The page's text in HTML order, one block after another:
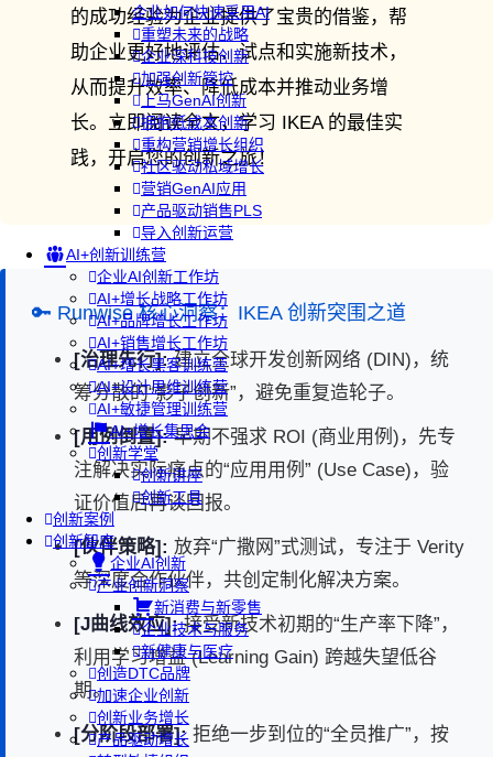
企业如何快速采用AI
重塑未来的战略
企业深科技创新
加强创新管控
上马GenAI创新
拥抱低成本创新
重构营销增长组织
社区驱动私域增长
营销GenAI应用
产品驱动销售PLS
导入创新运营
AI+创新训练营
企业AI创新工作坊
AI+增长战略工作坊
AI+品牌增长工作坊
AI+销售增长工作坊
AI+增长黑客训练营
AI+设计思维训练营
AI+敏捷管理训练营
AI+增长集思会
创新学堂
创新讲座
创新工具
创新案例
创新智库
企业AI创新
产业创新洞察
新消费与新零售
企业技术与服务
新健康与医疗
创造DTC品牌
加速企业创新
创新业务增长
产品驱动增长
的成功经验为企业提供了宝贵的借鉴，帮
助企业更好地评估、试点和实施新技术，
从而提升效率、降低成本并推动业务增
长。立即阅读全文，学习 IKEA 的最佳实
践，开启您的创新之旅！
🔑 Runwise 核心洞察：IKEA 创新突围之道
[治理先行]:建立全球开发创新网络 (DIN)，统
筹分散的“影子创新”，避免重复造轮子。
[用例倒置]:早期不强求 ROI (商业用例)，先专
注解决实际痛点的“应用用例” (Use Case)，验
证价值后再谈回报。
[伙伴策略]: 放弃“广撒网”式测试，专注于 Verity
等深度合作伙伴，共创定制化解决方案。
[J曲线效应]:接受新技术初期的“生产率下降”，
利用学习增益 (Learning Gain) 跨越失望低谷
期。
[分阶段部署]:拒绝一步到位的“全员推广”，按